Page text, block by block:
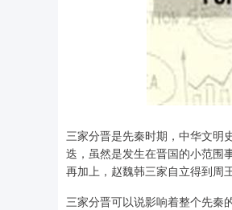
三家分晋是先秦时期，中华文明
迭，虽然是发生在晋国的小范围
再加上，赵魏韩三家自立得到周
三家分晋可以说影响着整个先秦